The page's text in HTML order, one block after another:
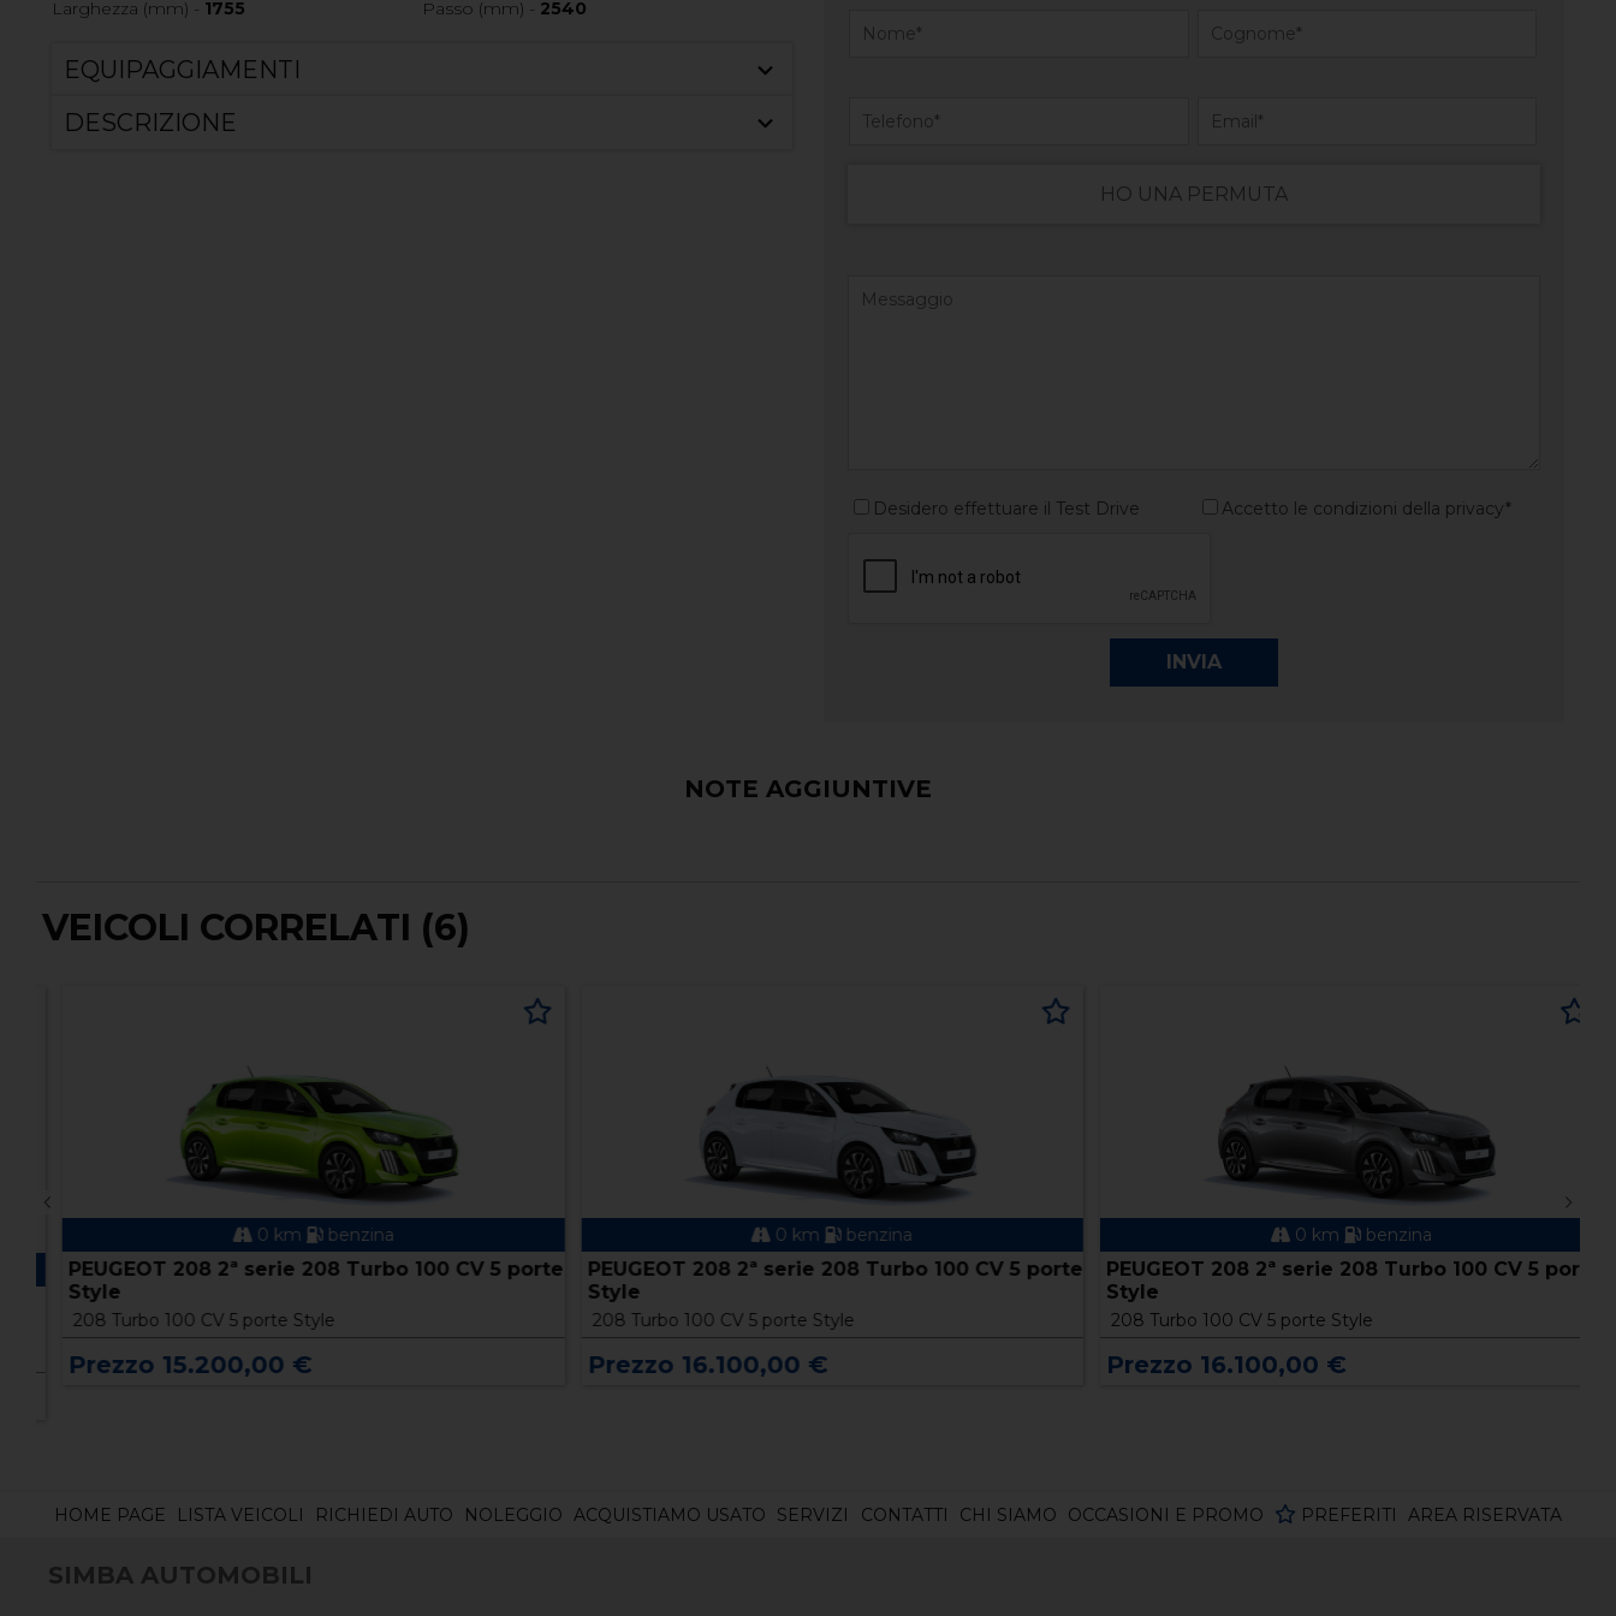
Larghezza (mm) - 1755 Passo (mm) - 2540
EQUIPAGGIAMENTI
DESCRIZIONE
HO UNA PERMUTA
Desidero effettuare il Test Drive Accetto le condizioni della privacy*
NOTE AGGIUNTIVE
VEICOLI CORRELATI (6)
0 km benzina
PEUGEOT 208 2ª serie 208 Turbo 100 CV 5 porte
Style
208 Turbo 100 CV 5 porte Style
Prezzo 15.200,00 €
0 km benzina
PEUGEOT 208 2ª serie 208 Turbo 100 CV 5 porte
Style
208 Turbo 100 CV 5 porte Style
Prezzo 16.100,00 €
0 km benzina
PEUGEOT 208 2ª serie 208 Turbo 100 CV 5 porte
Style
208 Turbo 100 CV 5 porte Style
Prezzo 16.100,00 €
HOME PAGE LISTA VEICOLI RICHIEDI AUTO NOLEGGIO ACQUISTIAMO USATO SERVIZI CONTATTI CHI SIAMO OCCASIONI E PROMO PREFERITI AREA RISERVATA
SIMBA AUTOMOBILI